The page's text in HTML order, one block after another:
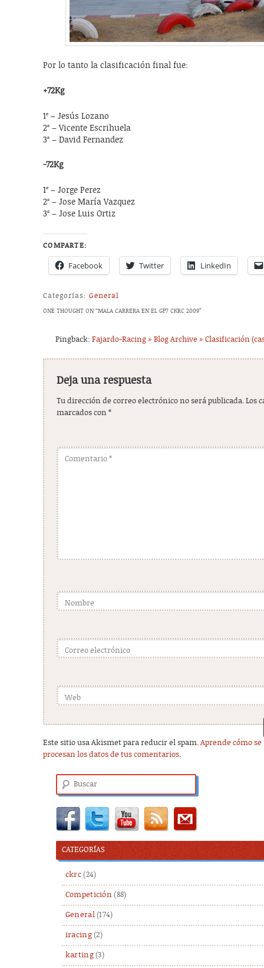
Por lo tanto la clasificación final fue:
+72Kg
1º – Jesús Lozano
2º – Vicente Escrihuela
3º – David Fernandez
-72Kg
1º – Jorge Perez
2º – Jose María Vazquez
3º – Jose Luis Ortiz
COMPARTE:
Facebook Twitter LinkedIn
Categorías: General
ONE THOUGHT ON “MALA CARRERA EN EL GP7 CKRC 2009”
Pingback:Fajardo-Racing » Blog Archive » Clasificación
Deja una respuesta
Tu dirección de correo electrónico no será publicada. Los
marcados con*
Comentario*
Nombre
Correo electrónico
Web
Este sitio usa Akismet para reducir el spam.Aprende cómo se
procesan los datos de tus comentarios.
Buscar
CATEGORÍAS
ckrc(24)
Competición (88)
General(174)
iracing(2)
karting(3)